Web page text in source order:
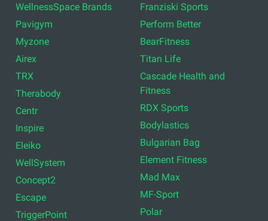
WellnessSpace Brands
Pavigym
Myzone
Airex
TRX
Therabody
Centr
Inspire
Eleiko
WellSystem
Concept2
Escape
TriggerPoint
Franziski Sports
Perform Better
BearFitness
Titan Life
Cascade Health and
Fitness
RDX Sports
Bodylastics
Bulgarian Bag
Element Fitness
Mad Max
MF-Sport
Polar